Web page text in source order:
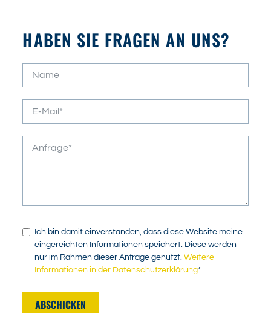
HABEN SIE FRAGEN AN UNS?
Ich bin damit einverstanden, dass diese Website meine
eingereichten Informationen speichert. Diese werden
nur im Rahmen dieser Anfrage genutzt.Weitere
Informationen in der Datenschutzerklärung*
ABSCHICKEN